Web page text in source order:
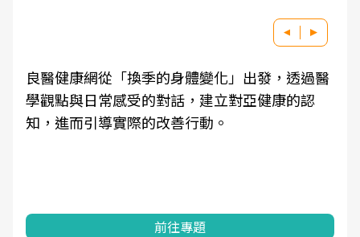
良醫健康網從「換季的身體變化」出發，透過醫
學觀點與日常感受的對話，建立對亞健康的認
知，進而引導實際的改善行動。
前往專題